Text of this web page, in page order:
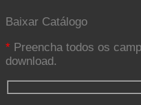
Baixar Catálogo
* Preencha todos os
download.